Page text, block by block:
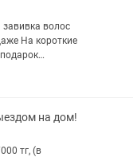
волос
на дом!
тг, (в